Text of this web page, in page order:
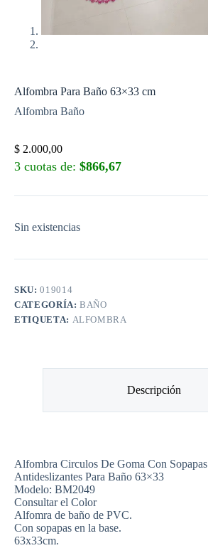
Alfombra Para Baño 63×33 cm
Alfombra Baño
$ 2.000,00
3 cuotas de: $866,67
Sin existencias
SKU:019014
CATEGORÍA:BAÑO
ETIQUETA: ALFOMBRA
Descripción
Alfombra Circulos De Goma Con Sopapas
Antideslizantes Para Baño 63×33
Modelo: BM2049
Consultar el Color
Alfomra de baño de PVC.
Con sopapas en la base.
63x33cm.